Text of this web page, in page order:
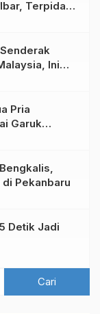
Terpidana
Ini
Pria
Garuk
di Pekanbaru
Detik Jadi